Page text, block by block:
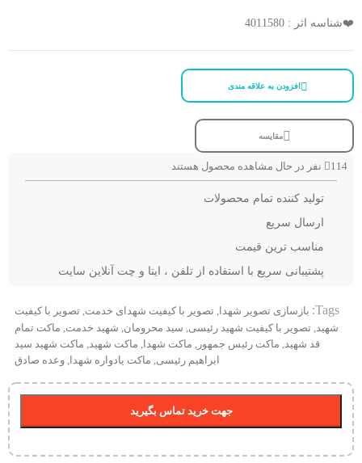
❤️شناسه اثر : 4011580
افزودن به علاقه مندی
مقایسه
114 نفر در حال مشاهده محصول هستند
تولید کننده تمام محصولات
ارسال سریع
مناسب ترین قیمت
پشتیبانی سریع با استفاده از تلفن ، ایتا و چت آنلاین سایت
Tags: بازسازی تصویر شهدا , تصویر با کیفیت شهدای خدمت, تصویر با کیفیت
شهید, تصویر با کیفیت شهید رئیسی, سید محرومان, شهید خدمت, ماکت تمام
قد شهید, ماکت رئیس جمهور , ماکت شهدا , ماکت شهید, ماکت شهید سید
ابراهیم رئیسی, ماکت یادواره شهدا , وعده صادق
جهت خرید تماس بگیرید